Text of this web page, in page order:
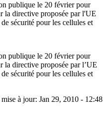
publique le 20 février pour
la directive proposée par l'UE
sécurité pour les cellules et
publique le 20 février pour
la directive proposée par l’UE
sécurité pour les cellules et
à jour: Jan 29, 2010 - 12:48